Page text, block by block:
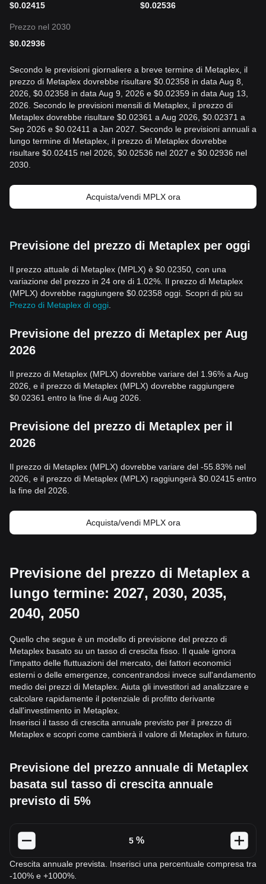
$0.02415
$0.02536
Prezzo nel 2030
$0.02936
Secondo le previsioni giornaliere a breve termine di Metaplex, il
prezzo di Metaplex dovrebbe risultare $0.02358 in data Aug 8,
2026, $0.02358 in data Aug 9, 2026 e $0.02359 in data Aug 13,
2026. Secondo le previsioni mensili di Metaplex, il prezzo di
Metaplex dovrebbe risultare $0.02361 a Aug 2026, $0.02371 a
Sep 2026 e $0.02411 a Jan 2027. Secondo le previsioni annuali a
lungo termine di Metaplex, il prezzo di Metaplex dovrebbe
risultare $0.02415 nel 2026, $0.02536 nel 2027 e $0.02936 nel
2030.
Acquista/vendi MPLX ora
Previsione del prezzo di Metaplex per oggi
Il prezzo attuale di Metaplex (MPLX) è $0.02350, con una
variazione del prezzo in 24 ore di 1.02%. Il prezzo di Metaplex
(MPLX) dovrebbe raggiungere $0.02358 oggi. Scopri di più su
Prezzo di Metaplex di oggi
Previsione del prezzo di Metaplex per Aug
2026
Il prezzo di Metaplex (MPLX) dovrebbe variare del 1.96% a Aug
2026, e il prezzo di Metaplex (MPLX) dovrebbe raggiungere
$0.02361 entro la fine di Aug 2026.
Previsione del prezzo di Metaplex per il
2026
Il prezzo di Metaplex (MPLX) dovrebbe variare del -55.83% nel
2026, e il prezzo di Metaplex (MPLX) raggiungerà $0.02415 entro
la fine del 2026.
Acquista/vendi MPLX ora
Previsione del prezzo di Metaplex a
lungo termine: 2027, 2030, 2035,
2040, 2050
Quello che segue è un modello di previsione del prezzo di
Metaplex basato su un tasso di crescita fisso. Il quale ignora
l'impatto delle fluttuazioni del mercato, dei fattori economici
esterni o delle emergenze, concentrandosi invece sull'andamento
medio dei prezzi di Metaplex. Aiuta gli investitori ad analizzare e
calcolare rapidamente il potenziale di profitto derivante
dall'investimento in Metaplex.
Inserisci il tasso di crescita annuale previsto per il prezzo di
Metaplex e scopri come cambierà il valore di Metaplex in futuro.
Previsione del prezzo annuale di Metaplex
basata sul tasso di crescita annuale
previsto di 5%
%
Crescita annuale prevista. Inserisci una percentuale compresa tra
-100% e +1000%.